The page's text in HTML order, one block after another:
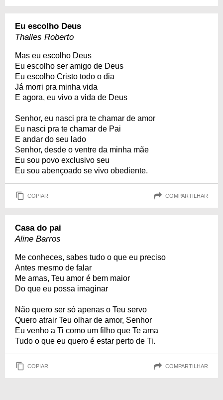
Eu escolho Deus
Thalles Roberto
Mas eu escolho Deus
Eu escolho ser amigo de Deus
Eu escolho Cristo todo o dia
Já morri pra minha vida
E agora, eu vivo a vida de Deus
Senhor, eu nasci pra te chamar de amor
Eu nasci pra te chamar de Pai
E andar do seu lado
Senhor, desde o ventre da minha mãe
Eu sou povo exclusivo seu
Eu sou abençoado se vivo obediente.
COPIAR COMPARTILHAR
Casa do pai
Aline Barros
Me conheces, sabes tudo o que eu preciso
Antes mesmo de falar
Me amas, Teu amor é bem maior
Do que eu possa imaginar
Não quero ser só apenas o Teu servo
Quero atrair Teu olhar de amor, Senhor
Eu venho a Ti como um filho que Te ama
Tudo o que eu quero é estar perto de Ti.
COPIAR COMPARTILHAR